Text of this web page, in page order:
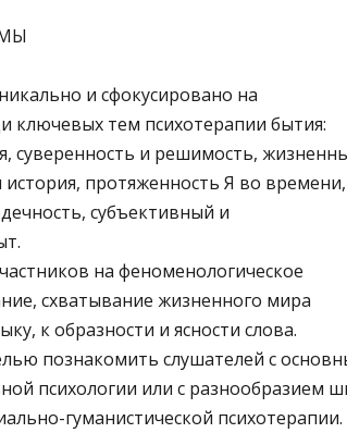
и сфокусировано на
ключевых тем психотерапии бытия:
суверенность и решимость,
протяженность Я во времени,
субъективный и
на феноменологическое
схватывание жизненного мира
к образности и ясности слова.
познакомить слушателей с
психологии или с разнообразием
гуманистической психотерапии.